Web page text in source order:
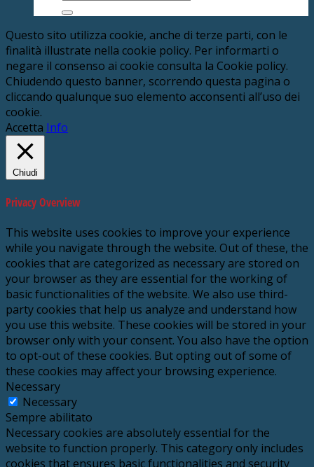
Questo sito utilizza cookie, anche di terze parti, con le
finalità illustrate nella cookie policy. Per informarti o
negare il consenso ai cookie consulta la Cookie policy.
Chiudendo questo banner, scorrendo questa pagina o
cliccando qualunque suo elemento acconsenti all’uso dei
cookie.
Accetta Info
Chiudi
Privacy Overview
This website uses cookies to improve your experience
while you navigate through the website. Out of these, the
cookies that are categorized as necessary are stored on
your browser as they are essential for the working of
basic functionalities of the website. We also use third-
party cookies that help us analyze and understand how
you use this website. These cookies will be stored in your
browser only with your consent. You also have the option
to opt-out of these cookies. But opting out of some of
these cookies may affect your browsing experience.
Necessary
Necessary
Sempre abilitato
Necessary cookies are absolutely essential for the
website to function properly. This category only includes
cookies that ensures basic functionalities and security